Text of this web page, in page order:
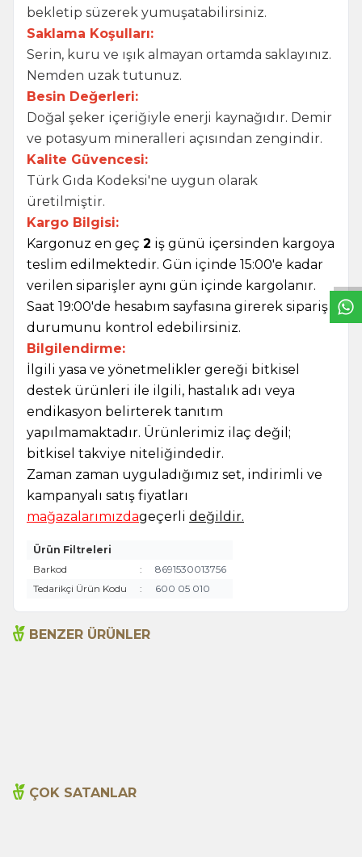
bekletip süzerek yumuşatabilirsiniz.
Saklama Koşulları:
Serin, kuru ve ışık almayan ortamda saklayınız.
Nemden uzak tutunuz.
Besin Değerleri:
Doğal şeker içeriğiyle enerji kaynağıdır. Demir
ve potasyum mineralleri açısından zengindir.
Kalite Güvencesi:
Türk Gıda Kodeksi'ne uygun olarak
üretilmiştir.
Kargo Bilgisi:
Kargonuz en geç 2 iş günü içersinden kargoya
teslim edilmektedir. Gün içinde 15:00'e kadar
verilen siparişler aynı gün içinde kargolanır.
Saat 19:00'de hesabım sayfasına girerek sipariş
durumunu kontrol edebilirsiniz.
Bilgilendirme:
İlgili yasa ve yönetmelikler gereği bitkisel
destek ürünleri ile ilgili, hastalık adı veya
endikasyon belirterek tanıtım
yapılmamaktadır. Ürünlerimiz ilaç değil;
bitkisel takviye niteliğindedir.
Zaman zaman uyguladığımız set, indirimli ve
kampanyalı satış fiyatları
mağazalarımızdageçerli değildir.
Ürün Filtreleri
Barkod
:
8691530013756
Tedarikçi Ürün Kodu
: 600 05 010
BENZER ÜRÜNLER
ÇOK SATANLAR